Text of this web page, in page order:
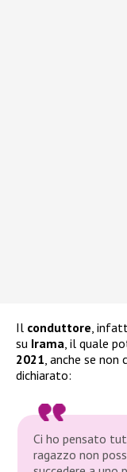
Il conduttore,
su Irama, il quale
2021, anche se non
dichiarato:
Ci ho pensato
ragazzo non